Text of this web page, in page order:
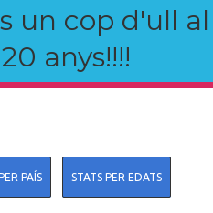
un cop d'ull al
anys!!!!
PAÍS STATS PER EDATS